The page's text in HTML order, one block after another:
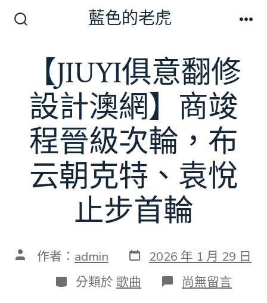
關
藍色的老虎
【JIUYI俱意翻修
設計澳網】商竣
程晉級次輪，布
云朝克特、袁悅
止步首輪
文 作者： admin 發
表
日
期
2026 年 1 月 29 日
分
類
分類於 歌曲 在
〈【JIUYI
尚無留言